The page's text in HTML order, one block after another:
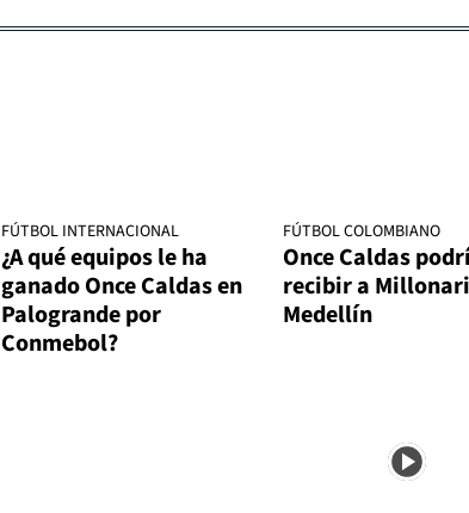
FÚTBOL INTERNACIONAL
¿A qué equipos le ha
ganado Once Caldas en
Palogrande por
Conmebol?
FÚTBOL COLOMBIANO
Once Caldas
recibir a
Medellín